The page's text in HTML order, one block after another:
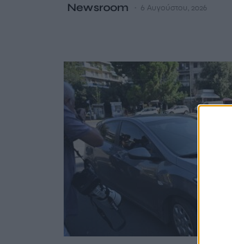
Newsroom 6 Αυγούστου, 2026